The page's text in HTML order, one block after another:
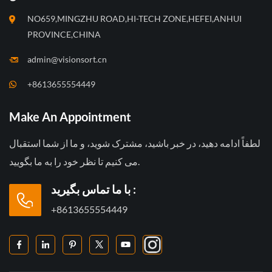
NO659,MINGZHU ROAD,HI-TECH ZONE,HEFEI,ANHUI
PROVINCE,CHINA
admin@visionsort.cn
+8613655554449
Make An Appointment
لطفاً ادامه دهید، در خبر باشید، مشترک شوید، و ما از شما استقبال
با ما تماس بگیرید :
+8613655554449